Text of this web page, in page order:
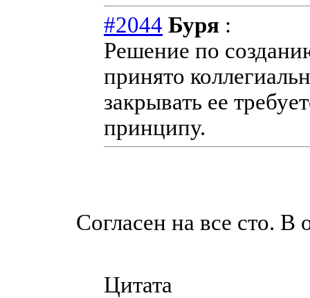
#2044 Буря :
Решение по
принято
закрывать ее
принципу.
Согласен на все сто.
Цитата